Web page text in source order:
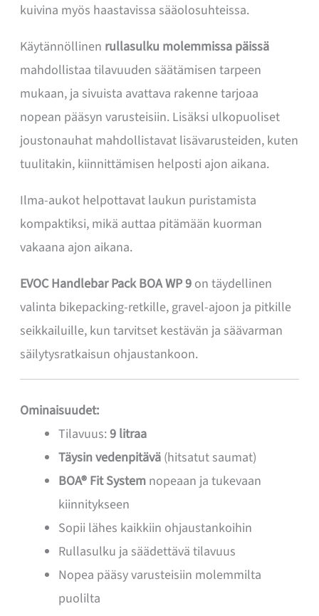
kuivina myös haastavissa sääolosuhteissa.
Käytännöllinen rullasulku molemmissa päissä
mahdollistaa tilavuuden säätämisen tarpeen
mukaan, ja sivuista avattava rakenne tarjoaa
nopean pääsyn varusteisiin. Lisäksi ulkopuoliset
joustonauhat mahdollistavat lisävarusteiden, kuten
tuulitakin, kiinnittämisen helposti ajon aikana.
Ilma-aukot helpottavat laukun puristamista
kompaktiksi, mikä auttaa pitämään kuorman
vakaana ajon aikana.
EVOC Handlebar Pack BOA WP 9on täydellinen
valinta bikepacking-retkille, gravel-ajoon ja pitkille
seikkailuille, kun tarvitset kestävän ja säävarman
säilytysratkaisun ohjaustankoon.
Ominaisuudet:
Tilavuus:9 litraa
Täysin vedenpitävä(hitsatut saumat)
BOA® Fit Systemnopeaan ja tukevaan
kiinnitykseen
Sopii lähes kaikkiin ohjaustankoihin
Rullasulku ja säädettävä tilavuus
Nopea pääsy varusteisiin molemmilta
puolilta